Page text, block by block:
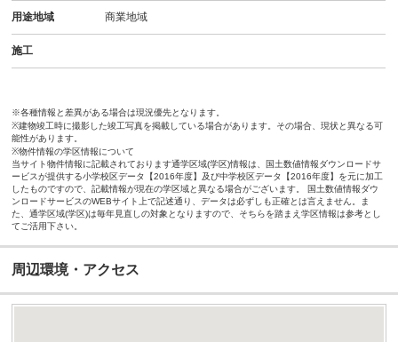
用途地域 商業地域
施工
※各種情報と差異がある場合は現況優先となります。
※建物竣工時に撮影した竣工写真を掲載している場合があります。その場合、現状と異なる可
能性があります。
※物件情報の学区情報について
当サイト物件情報に記載されております通学区域(学区)情報は、国土数値情報ダウンロードサ
ービスが提供する小学校区データ【2016年度】及び中学校区データ【2016年度】を元に加工
したものですので、記載情報が現在の学区域と異なる場合がございます。 国土数値情報ダウ
ンロードサービスのWEBサイト上で記述通り、データは必ずしも正確とは言えません。ま
た、通学区域(学区)は毎年見直しの対象となりますので、そちらを踏まえ学区情報は参考とし
てご活用下さい。
周辺環境・アクセス